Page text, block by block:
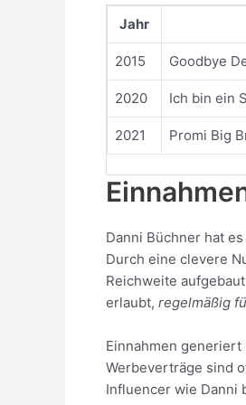
Jahr
2015 Goodbye
2020 Ich bin ein
2021 Promi Big
Danni Büchner hat
Durch eine clevere
Reichweite
erlaubt, regelmäßig
Einnahmen
Werbeverträge sind
Influencer wie Danni